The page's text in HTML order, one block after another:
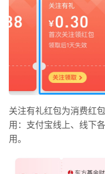
关注有礼红包为消费红
用：支付宝线上、线下
用。